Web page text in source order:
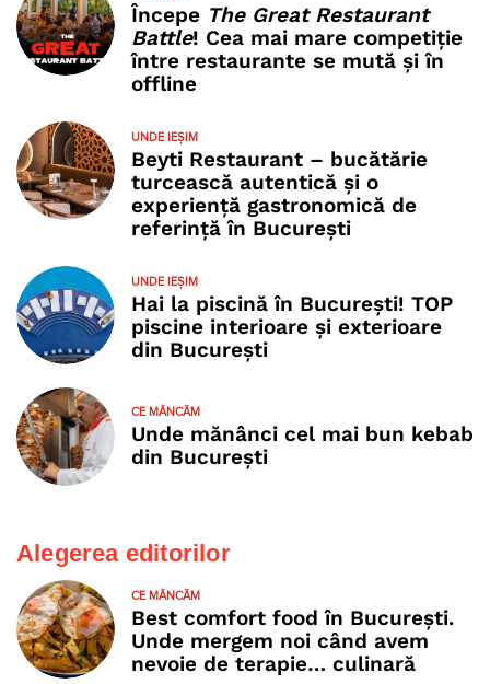
Începe The Great Restaurant
Battle! Cea mai mare competiție
între restaurante se mută și în
offline
UNDE IEȘIM
Beyti Restaurant – bucătărie
turcească autentică și o
experiență gastronomică de
referință în București
UNDE IEȘIM
Hai la piscină în București! TOP
piscine interioare și exterioare
din București
CE MÂNCĂM
Unde mănânci cel mai bun kebab
din București
Alegerea editorilor
CE MÂNCĂM
Best comfort food în București.
Unde mergem noi când avem
nevoie de terapie… culinară